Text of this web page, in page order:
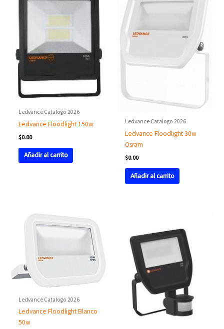
Ledvance Catalogo 2026
Ledvance Floodlight 150w
$0.00
Añadir al carrito
Ledvance Catalogo 2026
Ledvance Floodlight 30w
Osram
$0.00
Añadir al carrito
Ledvance Catalogo 2026
Ledvance Floodlight Blanco
50w